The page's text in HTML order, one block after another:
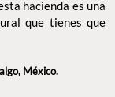
albergar bodas,
es ideal. Con
vivió momentos
hacienda es una
que tienes que